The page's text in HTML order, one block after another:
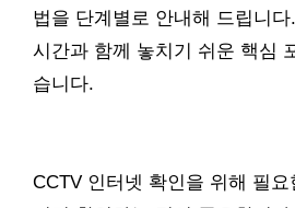
법을 단계별로 안내해 드립니
시간과 함께 놓치기 쉬운 핵심
습니다.
CCTV 인터넷 확인을 위해 필